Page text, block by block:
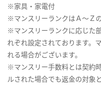
※家具・家電付
※マンスリーランクはＡ～Ｚ
※マンスリーランクに応じた
れぞれ設定されております。
れる場合がございます。
※マンスリー手数料とは契約
ルされた場合でも返金の対象